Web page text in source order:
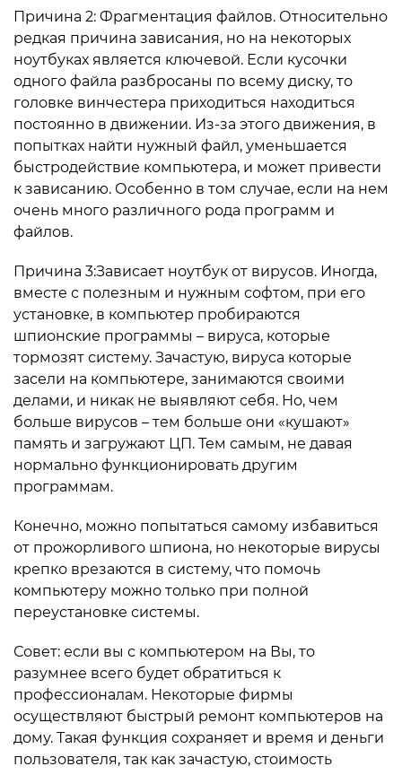
Причина 2: Фрагментация файлов. Относительно
редкая причина зависания, но на некоторых
ноутбуках является ключевой. Если кусочки
одного файла разбросаны по всему диску, то
головке винчестера приходиться находиться
постоянно в движении. Из-за этого движения, в
попытках найти нужный файл, уменьшается
быстродействие компьютера, и может привести
к зависанию. Особенно в том случае, если на нем
очень много различного рода программ и
файлов.
Причина 3:Зависает ноутбук от вирусов. Иногда,
вместе с полезным и нужным софтом, при его
установке, в компьютер пробираются
шпионские программы – вируса, которые
тормозят систему. Зачастую, вируса которые
засели на компьютере, занимаются своими
делами, и никак не выявляют себя. Но, чем
больше вирусов – тем больше они «кушают»
память и загружают ЦП. Тем самым, не давая
нормально функционировать другим
программам.
Конечно, можно попытаться самому избавиться
от прожорливого шпиона, но некоторые вирусы
крепко врезаются в систему, что помочь
компьютеру можно только при полной
переустановке системы.
Совет: если вы с компьютером на Вы, то
разумнее всего будет обратиться к
профессионалам. Некоторые фирмы
осуществляют быстрый ремонт компьютеров на
дому. Такая функция сохраняет и время и деньги
пользователя, так как зачастую, стоимость